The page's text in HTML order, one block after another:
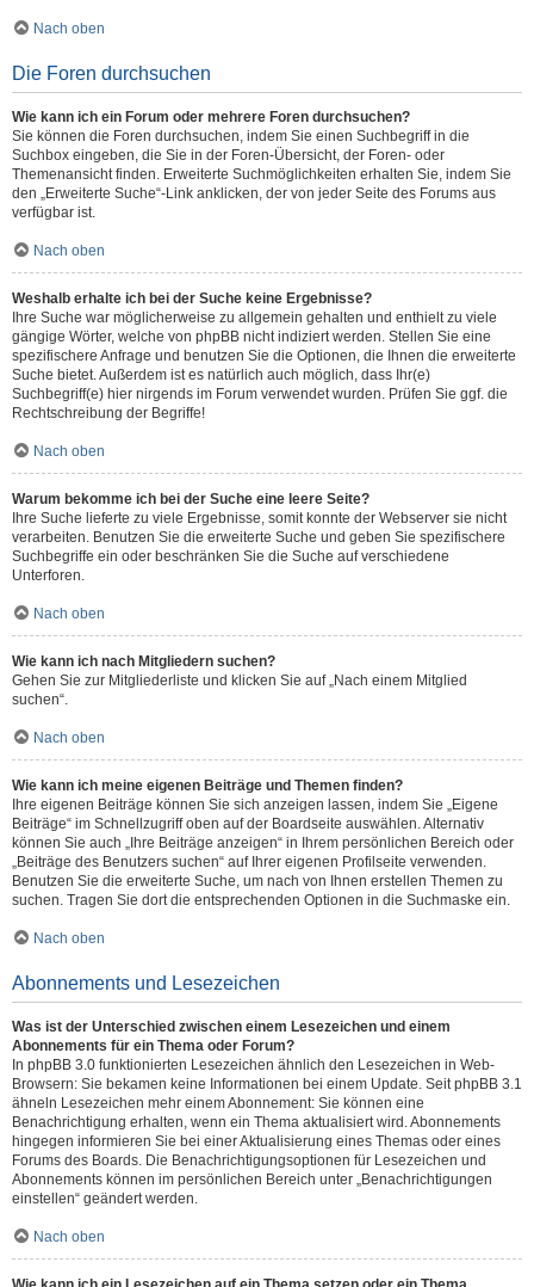
Nach oben
Die Foren durchsuchen
Wie kann ich ein Forum oder mehrere Foren durchsuchen?
Sie können die Foren durchsuchen, indem Sie einen Suchbegriff in die
Suchbox eingeben, die Sie in der Foren-Übersicht, der Foren- oder
Themenansicht finden. Erweiterte Suchmöglichkeiten erhalten Sie, indem Sie
den „Erweiterte Suche“-Link anklicken, der von jeder Seite des Forums aus
verfügbar ist.
Nach oben
Weshalb erhalte ich bei der Suche keine Ergebnisse?
Ihre Suche war möglicherweise zu allgemein gehalten und enthielt zu viele
gängige Wörter, welche von phpBB nicht indiziert werden. Stellen Sie eine
spezifischere Anfrage und benutzen Sie die Optionen, die Ihnen die erweiterte
Suche bietet. Außerdem ist es natürlich auch möglich, dass Ihr(e)
Suchbegriff(e) hier nirgends im Forum verwendet wurden. Prüfen Sie ggf. die
Rechtschreibung der Begriffe!
Nach oben
Warum bekomme ich bei der Suche eine leere Seite?
Ihre Suche lieferte zu viele Ergebnisse, somit konnte der Webserver sie nicht
verarbeiten. Benutzen Sie die erweiterte Suche und geben Sie spezifischere
Suchbegriffe ein oder beschränken Sie die Suche auf verschiedene
Unterforen.
Nach oben
Wie kann ich nach Mitgliedern suchen?
Gehen Sie zur Mitgliederliste und klicken Sie auf „Nach einem Mitglied
suchen“.
Nach oben
Wie kann ich meine eigenen Beiträge und Themen finden?
Ihre eigenen Beiträge können Sie sich anzeigen lassen, indem Sie „Eigene
Beiträge“ im Schnellzugriff oben auf der Boardseite auswählen. Alternativ
können Sie auch „Ihre Beiträge anzeigen“ in Ihrem persönlichen Bereich oder
„Beiträge des Benutzers suchen“ auf Ihrer eigenen Profilseite verwenden.
Benutzen Sie die erweiterte Suche, um nach von Ihnen erstellen Themen zu
suchen. Tragen Sie dort die entsprechenden Optionen in die Suchmaske ein.
Nach oben
Abonnements und Lesezeichen
Was ist der Unterschied zwischen einem Lesezeichen und einem
Abonnements für ein Thema oder Forum?
In phpBB 3.0 funktionierten Lesezeichen ähnlich den Lesezeichen in Web-
Browsern: Sie bekamen keine Informationen bei einem Update. Seit phpBB 3.1
ähneln Lesezeichen mehr einem Abonnement: Sie können eine
Benachrichtigung erhalten, wenn ein Thema aktualisiert wird. Abonnements
hingegen informieren Sie bei einer Aktualisierung eines Themas oder eines
Forums des Boards. Die Benachrichtigungsoptionen für Lesezeichen und
Abonnements können im persönlichen Bereich unter „Benachrichtigungen
einstellen“ geändert werden.
Nach oben